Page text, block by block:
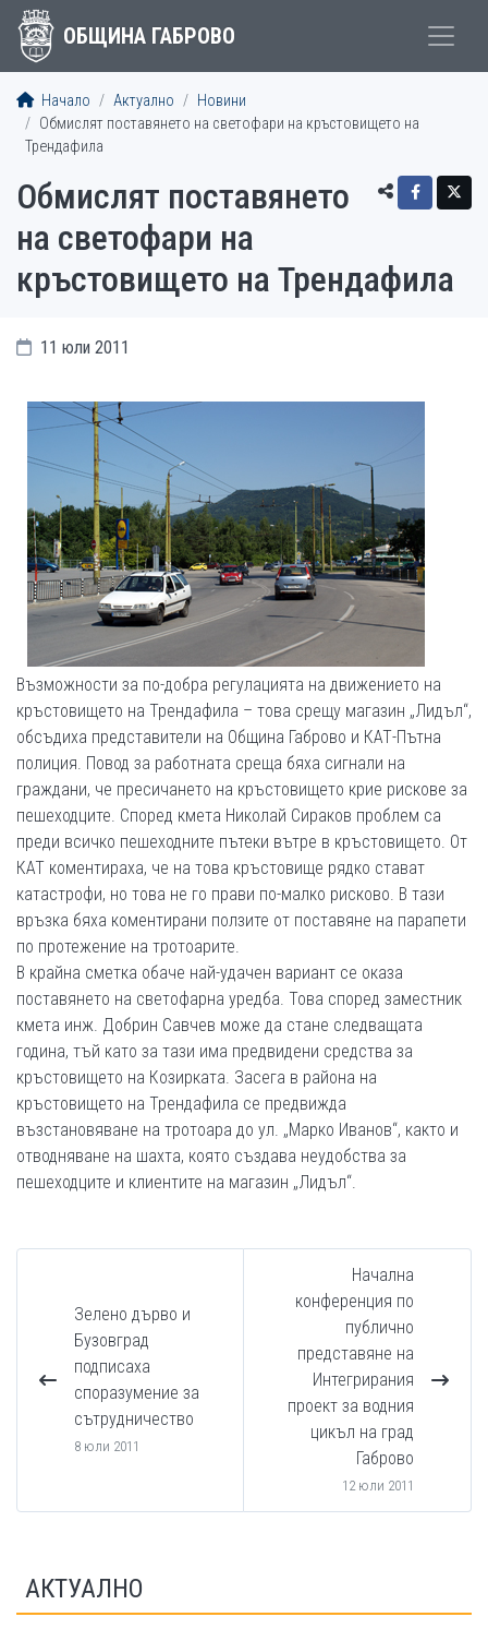
ОБЩИНА ГАБРОВО
Начало Актуално
Новини
Обмислят поставянето на светофари на кръстовището на
Трендафила
Обмислят поставянето
на светофари на
кръстовището на Трендафила
11 юли 2011
Възможности за по-добра регулацията на движението на
кръстовището на Трендафила – това срещу магазин „Лидъл“,
обсъдиха представители на Община Габрово и КАТ-Пътна
полиция. Повод за работната среща бяха сигнали на
граждани, че пресичането на кръстовището крие рискове за
пешеходците. Според кмета Николай Сираков проблем са
преди всичко пешеходните пътеки вътре в кръстовището. От
КАТ коментираха, че на това кръстовище рядко стават
катастрофи, но това не го прави по-малко рисково. В тази
връзка бяха коментирани ползите от поставяне на парапети
по протежение на тротоарите.
В крайна сметка обаче най-удачен вариант се оказа
поставянето на светофарна уредба. Това според заместник
кмета инж. Добрин Савчев може да стане следващата
година, тъй като за тази има предвидени средства за
кръстовището на Козирката. Засега в района на
кръстовището на Трендафила се предвижда
възстановяване на тротоара до ул. „Марко Иванов“, както и
отводняване на шахта, която създава неудобства за
пешеходците и клиентите на магазин „Лидъл“.
Зелено дърво и
Бузовград
подписаха
споразумение за
сътрудничество
8 юли 2011
Начална
конференция по
публично
представяне на
Интегрирания
проект за водния
цикъл на град
Габрово
12 юли 2011
АКТУАЛНО